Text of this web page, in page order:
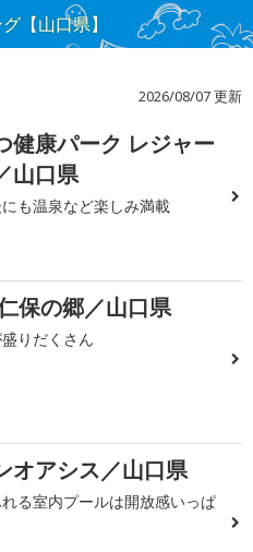
【山口県】
2026/08/07 更新
健康パーク レジャー
山口県
も温泉など楽しみ満載
保の郷／山口県
りだくさん
オアシス／山口県
る室内プールは開放感いっぱ